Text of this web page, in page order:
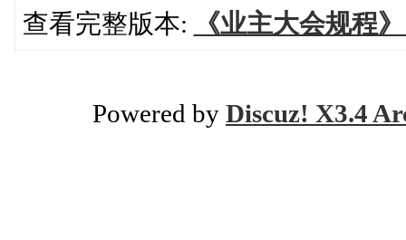
查看完整版本: 《业主大会规程
Powered by Discuz! X3.4